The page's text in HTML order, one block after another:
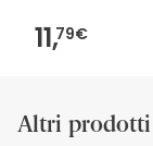
11,79€
Altri prodotti